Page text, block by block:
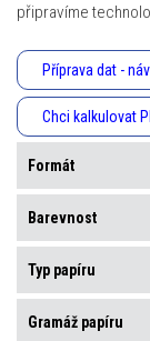
připravíme
Příprava dat -
Chci kalkulovat
Formát
Barevnost
Typ papíru
Gramáž papíru